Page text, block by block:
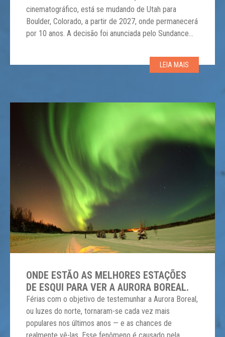
cinematográfico, está se mudando de Utah para
Boulder, Colorado, a partir de 2027, onde permanecerá
por 10 anos. A decisão foi anunciada pelo Sundance
locais interessados. A cidade superou propostas de
Atlanta, Cincinnati, Santa Fé, Louisville e uma proposta
LEIA MAIS
ONDE ESTÃO AS MELHORES ESTAÇÕES
DE ESQUI PARA VER A AURORA BOREAL.
Férias com o objetivo de testemunhar a Aurora Boreal,
ou luzes do norte, tornaram-se cada vez mais
populares nos últimos anos — e as chances de